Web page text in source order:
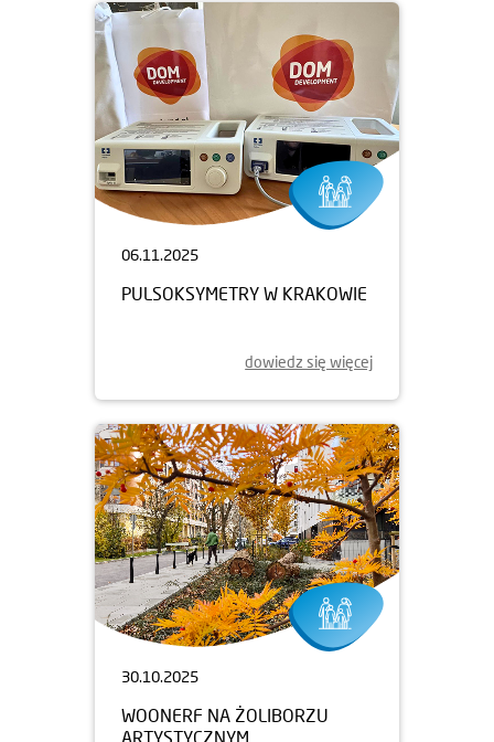
06.11.2025
PULSOKSYMETRY W KRAKOWIE
dowiedz się więcej
30.10.2025
WOONERF NA ŻOLIBORZU
ARTYSTYCZNYM